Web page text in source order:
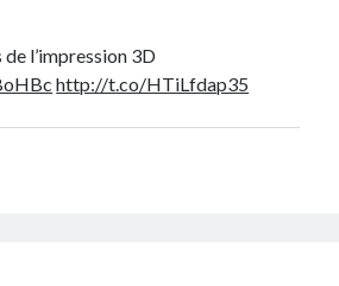
l’impression 3D
http://t.co/HTiLfdap35